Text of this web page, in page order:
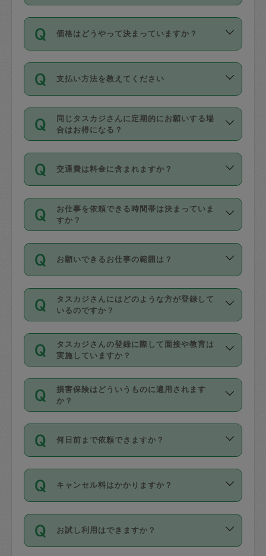
依頼1回につき3時間固定です。3時間を
超えて依頼したい場合は、延長機能をご
利用ください。機能をご利用いただくに
の上事前申請することが必要です。な
お、3時間を下回っても、値引き等はござ
いません。
価格はどうやって決まっていますか？
11種類の価格帯の中からタスカジさん自
身が価格を選んで設定しています。
タスカジさんの価格設定には最初は制限
があり、レビュー件数、レビューの平均
値、などで除々に設定可能な最高額が上
がっていく仕組みになっています。
支払い方法を教えてください
お支払方法はクレジットカード（Visa／
Master／JCB／AMERICAN EXPRESS／
Diners Club）のみとなります。
を行う際にご入力ください。プロフィー
ル登録時にはご入力いただかなくても大
丈夫です。
デビットカード・プリペイドカード（Vプ
リカ、au WALLETなど）は支払にはご利
銀行振込や現金払いも対応していませ
なお、タスカジさんの交通費も、依頼料
金のご請求と合わせてお支払いとなりま
動計算で表示されます。
同じタスカジさんに定期的にお願いする場
合はお得になる？
依頼には「スポット」と「定期（毎週｜
隔週）」があり、「定期」の依頼は「ス
ポット」よりお得な料金でご利用できま
す。
定期の最低利用回数は設けていない代わ
りに、一定数を超えたキャンセルは有償
（例：毎週定期の場合は３回以上のキャ
ンセルが有償（1200円、隔週定期の場合
は２回以上のキャンセルが有償（1200
交通費は料金に含まれますか？
交通費は依頼料金とは別途発生し、依頼
料金のご請求と合わせてお支払いとなり
ます。交通費の金額は「依頼の詳細」に
お仕事を依頼できる時間帯は決まっていま
すか？
時間帯は3種類あります。いずれも１回あ
たり３時間です。
・ＡＭ ９時～１２時
・ＰＭ １３時～１６時
・夜 １８時～２１時
開始時間を２時間前後変更することが可
能です。依頼送信後、個別にタスカジさ
んにメッセージを送り調整してくださ
い。ただし、２時間を越えての調整はで
時間も被らない場合、損害保険の対象外
お願いできるお仕事の範囲は？
掃除、整理収納、洗濯、買い物、料理、
作り置きです。タスカジさんによってで
きる仕事の範囲が異なりますので、依頼
する前にタスカジさんのプロフィールで
確認してください。
基本的に、高所での作業や危険作業、屋
外での作業は対象外です。
タスカジさんにはどのような方が登録して
いるのですか？
主婦として長年の家事経験をお持ちの
方、栄養士・調理師といった資格者で保
育園や学校の給食やレストランで料理関
係の専門職に従事されていた方、日本で
すでにハウスキーパーや英語の先生とし
てお仕事をしているフィリピン出身の
社員など様々なバックグラウンドの方が
登録しています。
日本語も話せる方など様々です。
ールに記載していますので、各自の得意
タスカジさんの登録に際して面接や教育は
実施していますか？
応募の際に、各自事務局との面接と説明
を行っています。その後、身分証明書の
写真提出をしていただいています。外国
確認しています。タスカジさんトレーニ
ング動画を使ったセルフトレーニングの
現場トライアルを受け、合格したタスカ
ジさんが活動されています。
※テストセンターの講評は１件目のレビュ
損害保険はどういうものに適用されます
か？
依頼者とタスカジさんとの間でタスカジ
を通して成立した作業時間内での作業に
適用されます。作業範囲は、掃除、洗
です。作業中に物を壊したり、人にけが
をさせたりした場合が対象で、補償金額
す。
何日前まで依頼できますか？
ご依頼は、現在を起点に3日後（72時間
以降）の日時から受付可能となっていま
す。
タスカジさんへ「募集」をかけることが
可能です。
キャンセル料はかかりますか？
キャンセル料には、以下の2種類がありま
す。
お試し利用はできますか？